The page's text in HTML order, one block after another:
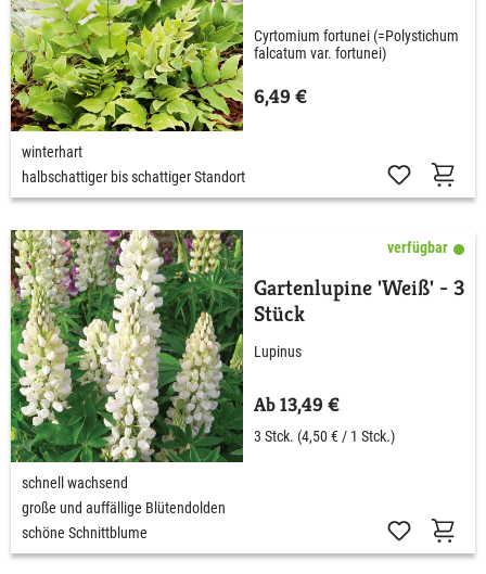
Cyrtomium fortunei (=Polystichum
falcatum var. fortunei)
6,49 €
winterhart
halbschattiger bis schattiger Standort
verfügbar
Gartenlupine 'Weiß' - 3
Stück
Lupinus
Ab 13,49 €
3 Stck. (4,50 € / 1 Stck.)
schnell wachsend
große und auffällige Blütendolden
schöne Schnittblume